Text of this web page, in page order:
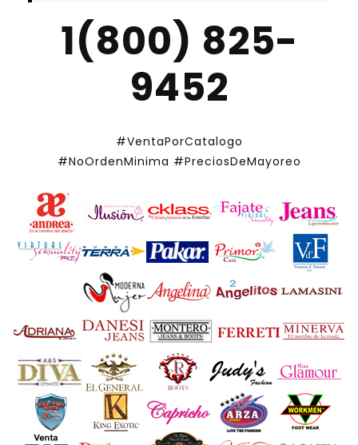
1(800) 825-
9452
#VentaPorCatalogo
#NoOrdenMinima #PreciosDeMayoreo